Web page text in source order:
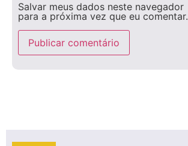
Salvar meus dados neste navegador
para a próxima vez que eu comentar.